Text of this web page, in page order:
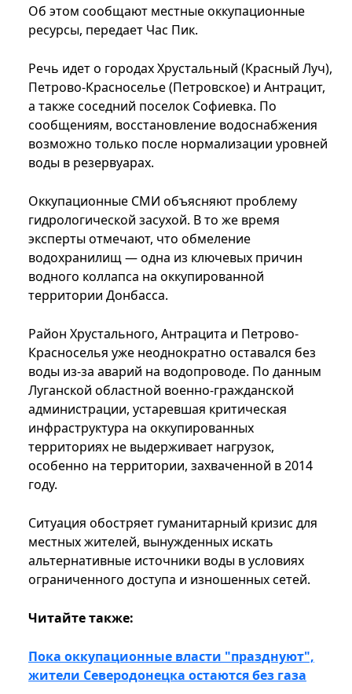
Об этом сообщают местные оккупационные
ресурсы, передает Час Пик.
Речь идет о городах Хрустальный (Красный Луч),
Петрово-Красноселье (Петровское) и Антрацит,
а также соседний поселок Софиевка. По
сообщениям, восстановление водоснабжения
возможно только после нормализации уровней
воды в резервуарах.
Оккупационные СМИ объясняют проблему
гидрологической засухой. В то же время
эксперты отмечают, что обмеление
водохранилищ — одна из ключевых причин
водного коллапса на оккупированной
территории Донбасса.
Район Хрустального, Антрацита и Петрово-
Красноселья уже неоднократно оставался без
воды из-за аварий на водопроводе. По данным
Луганской областной военно-гражданской
администрации, устаревшая критическая
инфраструктура на оккупированных
территориях не выдерживает нагрузок,
особенно на территории, захваченной в 2014
году.
Ситуация обостряет гуманитарный кризис для
местных жителей, вынужденных искать
альтернативные источники воды в условиях
ограниченного доступа и изношенных сетей.
Читайте также:
Пока оккупационные власти "празднуют",
жители Северодонецка остаются без газа